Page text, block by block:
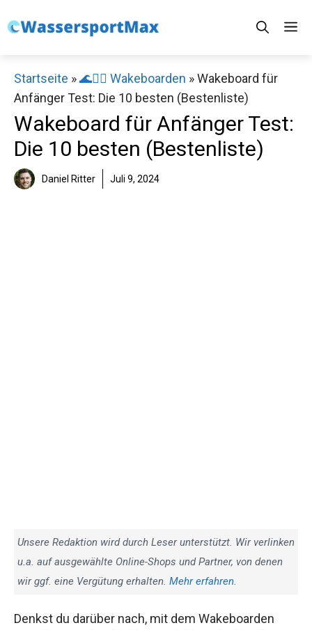
Inhalt
Startseite »🌊🏄‍♂️ Wakeboarden »Wakeboard für
Anfänger Test: Die 10 besten (Bestenliste)
Wakeboard für Anfänger Test:
Die 10 besten (Bestenliste)
Daniel Ritter Juli 9, 2024
Unsere Redaktion wird durch Leser unterstützt. Wir verlinken
u.a. auf ausgewählte Online-Shops und Partner, von denen
wir ggf. eine Vergütung erhalten. Mehr erfahren.
Denkst du darüber nach, mit dem Wakeboarden